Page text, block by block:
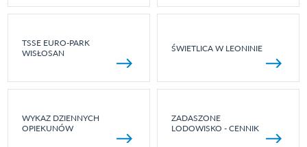
TSSE EURO-PARK
WISŁOSAN
ŚWIETLICA W LEONINIE
WYKAZ DZIENNYCH
OPIEKUNÓW
ZADASZONE
LODOWISKO - CENNIK